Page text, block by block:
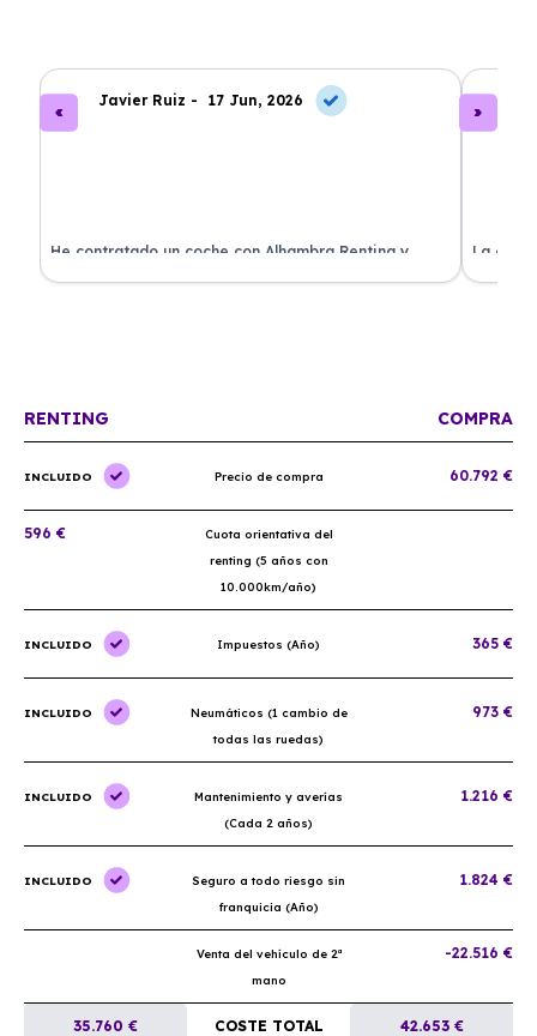
Javier Ruiz - 17 Jun, 2026
He contratado un coche con Alhambra Renting y
estoy impresionado. Todo ha sido transparente y sin
La
RENTING COMPRA
INCLUIDO Precio de compra 60.792 €
596 €
Cuota orientativa del
renting (5 años con
10.000km/año)
INCLUIDO Impuestos (Año) 365 €
INCLUIDO
Neumáticos (1 cambio de
todas las ruedas)
973 €
INCLUIDO
Mantenimiento y averías
(Cada 2 años)
1.216 €
INCLUIDO
Seguro a todo riesgo sin
franquicia (Año)
1.824 €
Venta del vehículo de 2ª
mano
-22.516 €
35.760 € COSTE TOTAL 42.653 €